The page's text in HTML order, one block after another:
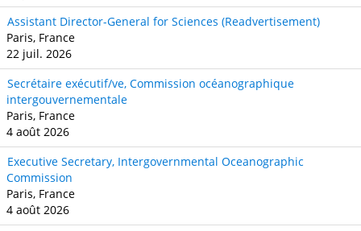
Assistant Director-General for Sciences (Readvertisement)
Paris, France
22 juil. 2026
Secrétaire exécutif/ve, Commission océanographique
intergouvernementale
Paris, France
4 août 2026
Executive Secretary, Intergovernmental Oceanographic
Commission
Paris, France
4 août 2026